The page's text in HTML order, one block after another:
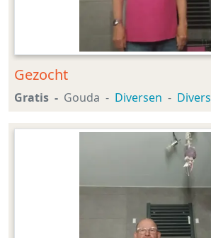
Gezocht
Gratis Gouda Diversen